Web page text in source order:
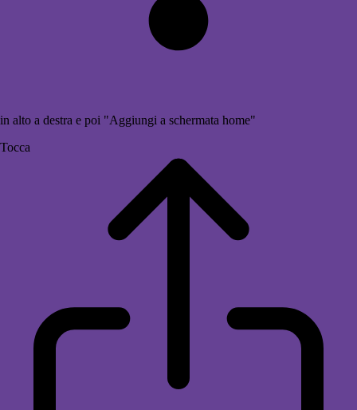
in alto a destra e poi "Aggiungi a schermata home"
Tocca